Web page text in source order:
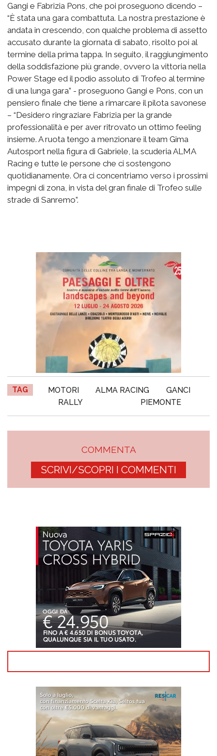
Gangi e Fabrizia Pons, che poi proseguono dicendo –
“È stata una gara combattuta. La nostra prestazione è
andata in crescendo, con qualche problema di assetto
accusato durante la giornata di sabato, risolto poi al
termine della prima tappa. In seguito, il raggiungimento
della soddisfazione più grande, ovvero la vittoria nella
Power Stage ed il podio assoluto di Trofeo al termine
di una lunga gara” - proseguono Gangi e Pons, con un
pensiero finale che tiene a rimarcare il pilota savonese
– “Desidero ringraziare Fabrizia per la grande
professionalità e per aver ritrovato un ottimo feeling
insieme. A ruota tengo a menzionare il team Gima
Autosport nella figura di Gabriele, la scuderia ALMA
Racing e tutte le persone che ci sostengono
quotidianamente. Ora ci concentriamo verso i prossimi
impegni di zona, in vista del gran finale di Trofeo sulle
strade di Sanremo”.
TAG MOTORI ALMA RACING
GANCI
RALLY
PIEMONTE
COMMENTA
SCRIVI/SCOPRI I COMMENTI